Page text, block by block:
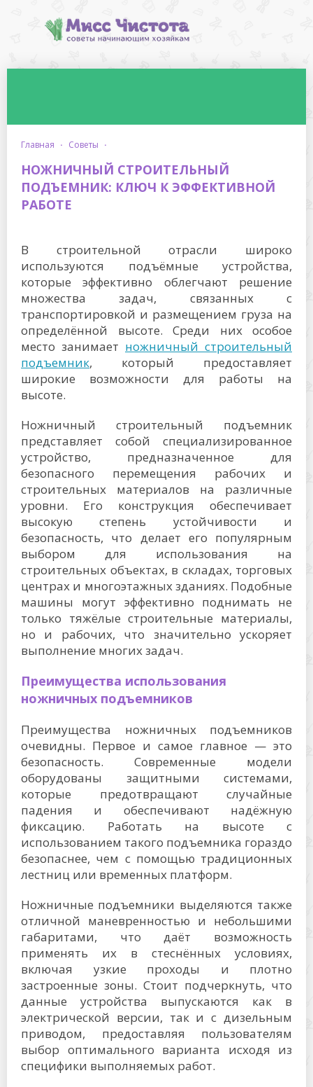
главная · советы ·
НОЖНИЧНЫЙ СТРОИТЕЛЬНЫЙ
ПОДЪЕМНИК: КЛЮЧ К ЭФФЕКТИВНОЙ
РАБОТЕ
В строительной отрасли широко
используются подъёмные устройства,
которые эффективно облегчают решение
множества задач, связанных с
транспортировкой и размещением груза на
определённой высоте. Среди них особое
место занимает ножничный строительный
подъемник, который предоставляет
широкие возможности для работы на
высоте.
Ножничный строительный подъемник
представляет собой специализированное
устройство, предназначенное для
безопасного перемещения рабочих и
строительных материалов на различные
уровни. Его конструкция обеспечивает
высокую степень устойчивости и
безопасность, что делает его популярным
выбором для использования на
строительных объектах, в складах, торговых
центрах и многоэтажных зданиях. Подобные
машины могут эффективно поднимать не
только тяжёлые строительные материалы,
но и рабочих, что значительно ускоряет
выполнение многих задач.
Преимущества использования
ножничных подъемников
Преимущества ножничных подъемников
очевидны. Первое и самое главное — это
безопасность. Современные модели
оборудованы защитными системами,
которые предотвращают случайные
падения и обеспечивают надёжную
фиксацию. Работать на высоте с
использованием такого подъемника гораздо
безопаснее, чем с помощью традиционных
лестниц или временных платформ.
Ножничные подъемники выделяются также
отличной маневренностью и небольшими
габаритами, что даёт возможность
применять их в стеснённых условиях,
включая узкие проходы и плотно
застроенные зоны. Стоит подчеркнуть, что
данные устройства выпускаются как в
электрической версии, так и с дизельным
приводом, предоставляя пользователям
выбор оптимального варианта исходя из
специфики выполняемых работ.